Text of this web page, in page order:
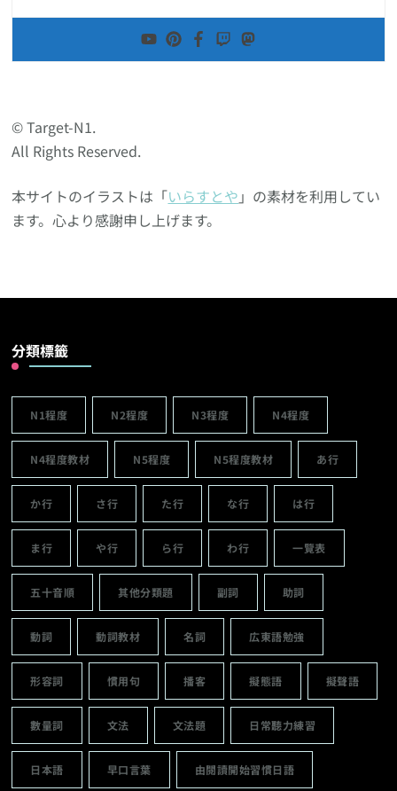
© Target-N1.
All Rights Reserved.
本サイトのイラストは「いらすとや 」の素材を利用してい
ます。心より感謝申し上げます。
分類標籤
N1程度 N2程度 N3程度 N4程度
N4程度教材 N5程度 N5程度教材 あ行
か行 さ行 た行 な行 は行
ま行 や行 ら行 わ行 一覽表
五十音順 其他分類題 副詞 助詞
動詞 動詞教材 名詞 広東語勉強
形容詞 慣用句 播客 擬態語 擬聲語
數量詞 文法 文法題 日常聽力練習
日本語 早口言葉 由閱讀開始習慣日語